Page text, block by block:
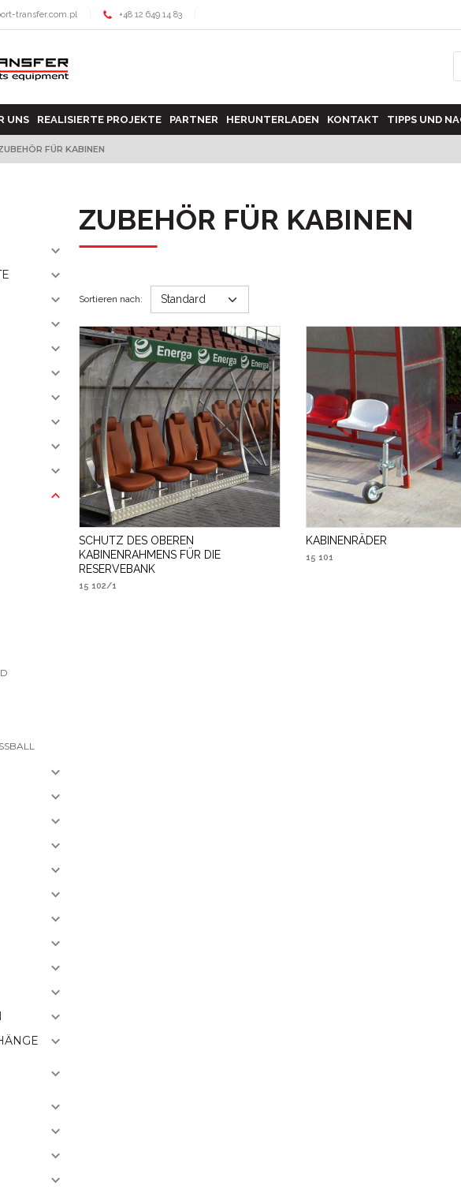
transfer.com.pl +48 12 649 14 83
UNS REALISIERTE PROJEKTE PARTNER HERUNTERLADEN KONTAKT TIPPS UND
FÜR KABINEN
ZUBEHÖR FÜR KABINEN
Sortieren nach:
SCHUTZ DES OBEREN
KABINENRAHMENS FÜR DIE
RESERVEBANK
15 102/1
KABINENRÄDER
15 101